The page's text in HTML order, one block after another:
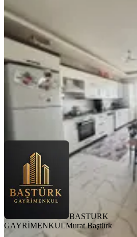
Kuzey
3+1·
4.350.000 ₺
BASTURK GAYRİMENKULMurat
BASTURK
GAYRİMENKULMurat Baştürk